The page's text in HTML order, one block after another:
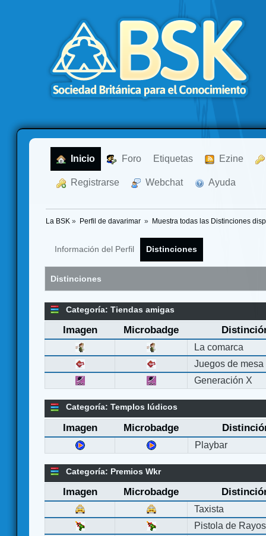
Inicio Foro Etiquetas Ezine
Registrarse Webchat Ayuda
La BSK » Perfil de davarimar » Muestra todas las Distinciones
Información del Perfil Distinciones
Distinciones
Categoría: Tiendas amigas
Imagen Microbadge
La comarca
Juegos de mesa
Generación X
Categoría: Templos lúdicos
Imagen Microbadge
Playbar
Categoría: Premios Wkr
Imagen Microbadge
Taxista
Pistola de Rayos